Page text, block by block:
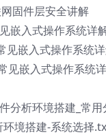
固件层安全讲解
嵌入式操作系统详
嵌入式操作系统
嵌入式操作系统
分析环境搭建_常用
境搭建-系统选择